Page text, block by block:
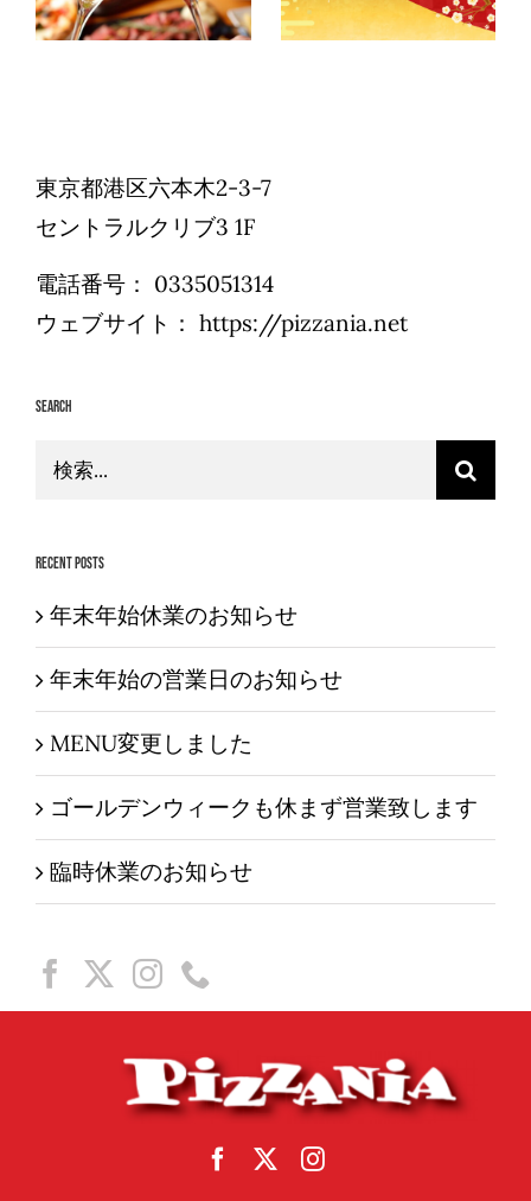
せ
知らせ
東京都港区六本木2-3-7
セントラルクリブ3 1F
電話番号： 0335051314
ウェブサイト： https://pizzania.net
Search
検
Recent Posts
年末年始休業のお知らせ
年末年始の営業日のお知らせ
MENU変更しました
ゴールデンウィークも休まず営業致します
臨時休業のお知らせ